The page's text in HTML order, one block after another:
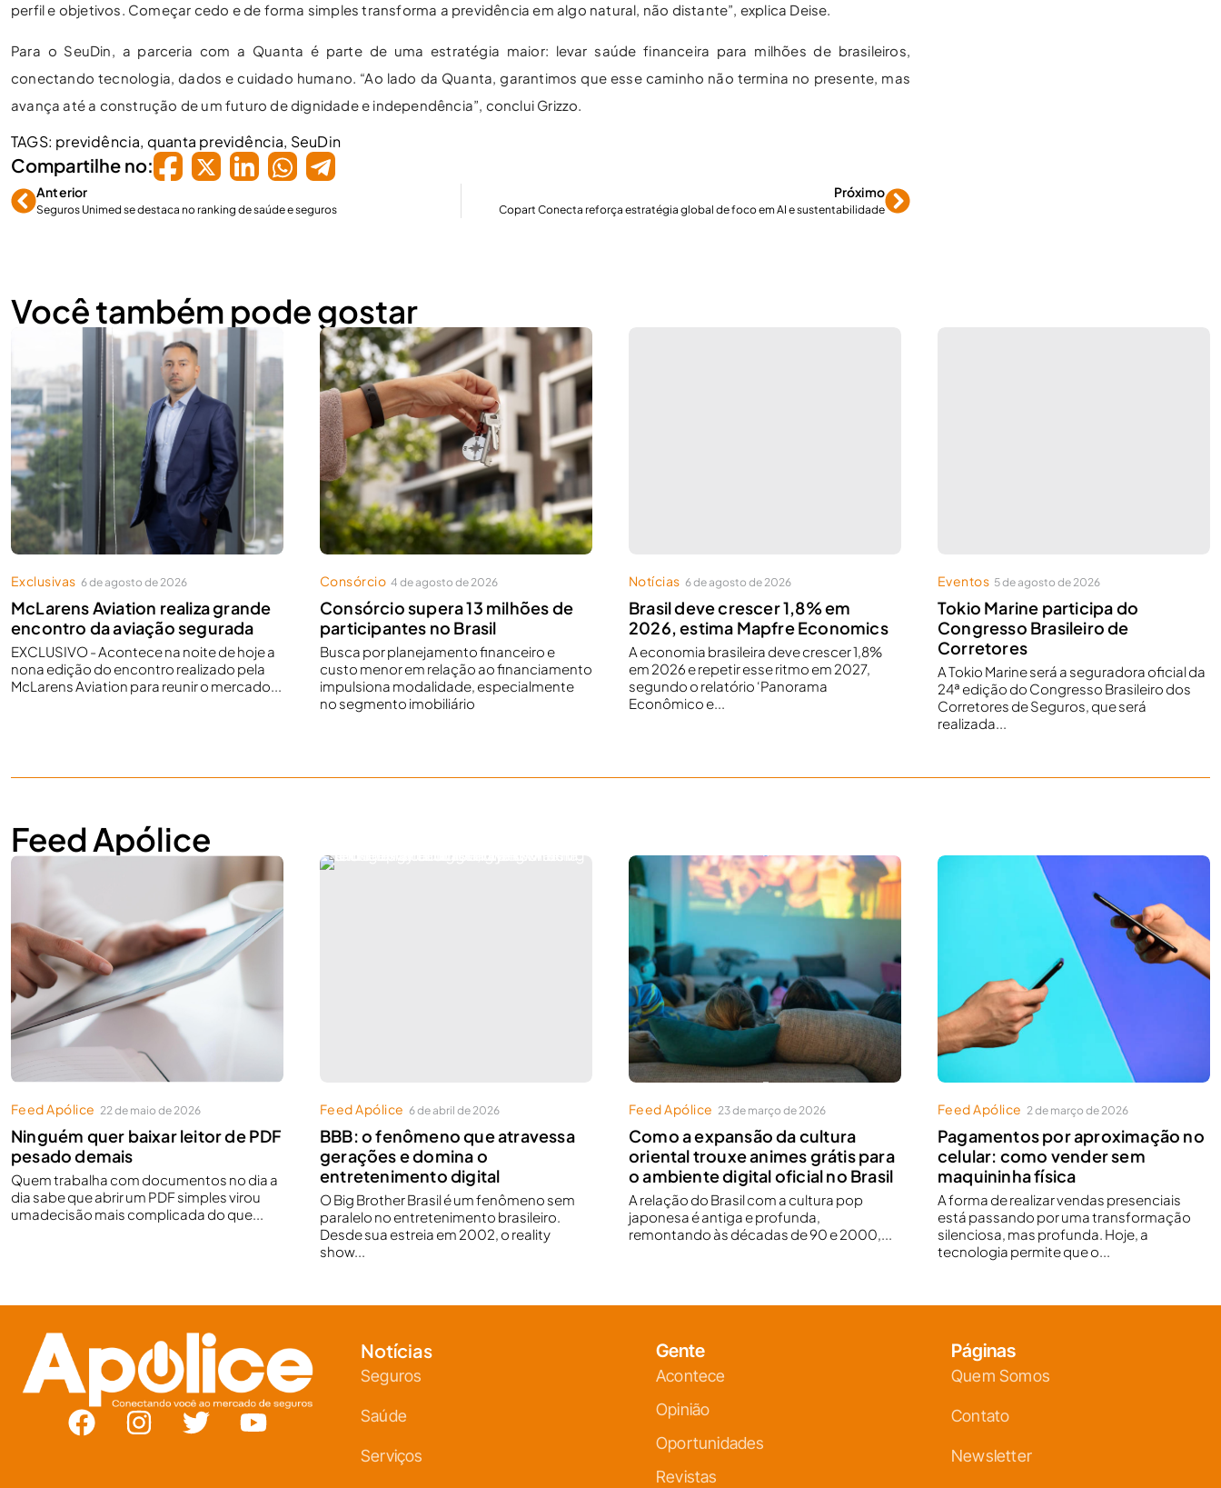
perfil e objetivos. Começar cedo e de forma simples transforma a previdência em algo natural, não distante”, explica Deise.
Para o SeuDin, a parceria com a Quanta é parte de uma estratégia maior: levar saúde financeira para milhões de brasileiros,
conectando tecnologia, dados e cuidado humano. “Ao lado da Quanta, garantimos que esse caminho não termina no presente, mas
avança até a construção de um futuro de dignidade e independência”, conclui Grizzo.
TAGS: previdência, quanta previdência, SeuDin
Compartilhe no:
Anterior
Seguros Unimed se destaca no ranking de saúde e seguros
Próximo
Copart Conecta reforça estratégia global de foco em AI e sustentabilidade
Você também pode gostar
Exclusivas 6 de agosto de 2026
McLarens Aviation realiza grande
encontro da aviação segurada
EXCLUSIVO - Acontece na noite de hoje a
nona edição do encontro realizado pela
McLarens Aviation para reunir o mercado...
Consórcio 4 de agosto de 2026
Consórcio supera 13 milhões de
participantes no Brasil
Busca por planejamento financeiro e
custo menor em relação ao financiamento
impulsiona modalidade, especialmente
no segmento imobiliário
Notícias 6 de agosto de 2026
Brasil deve crescer 1,8% em
2026, estima Mapfre Economics
A economia brasileira deve crescer 1,8%
em 2026 e repetir esse ritmo em 2027,
segundo o relatório ‘Panorama
Econômico e...
Eventos 5 de agosto de 2026
Tokio Marine participa do
Congresso Brasileiro de
Corretores
A Tokio Marine será a seguradora oficial da
24ª edição do Congresso Brasileiro dos
Corretores de Seguros, que será
realizada...
Feed Apólice
Feed Apólice 22 de maio de 2026
Ninguém quer baixar leitor de PDF
pesado demais
Quem trabalha com documentos no dia a
dia sabe que abrir um PDF simples virou
umadecisão mais complicada do que...
Feed Apólice 6 de abril de 2026
BBB: o fenômeno que atravessa
gerações e domina o
entretenimento digital
O Big Brother Brasil é um fenômeno sem
paralelo no entretenimento brasileiro.
Desde sua estreia em 2002, o reality
show...
Feed Apólice 23 de março de 2026
Como a expansão da cultura
oriental trouxe animes grátis para
o ambiente digital oficial no Brasil
A relação do Brasil com a cultura pop
japonesa é antiga e profunda,
remontando às décadas de 90 e 2000,...
Feed Apólice 2 de março de 2026
Pagamentos por aproximação no
celular: como vender sem
maquininha física
A forma de realizar vendas presenciais
está passando por uma transformação
silenciosa, mas profunda. Hoje, a
tecnologia permite que o...
Notícias
Seguros
Saúde
Serviços
Gente
Acontece
Opinião
Oportunidades
Revistas
Páginas
Quem Somos
Contato
Newsletter